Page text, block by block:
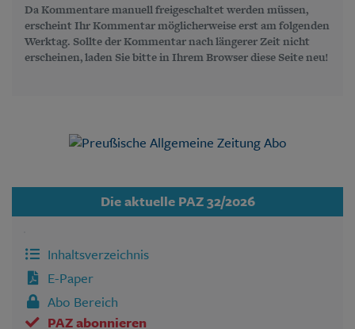
Da Kommentare manuell freigeschaltet werden müssen,
erscheint Ihr Kommentar möglicherweise erst am folgenden
Werktag. Sollte der Kommentar nach längerer Zeit nicht
erscheinen, laden Sie bitte in Ihrem Browser diese Seite neu!
Die aktuelle PAZ 32/2026
Inhaltsverzeichnis
E-Paper
Abo Bereich
PAZ abonnieren